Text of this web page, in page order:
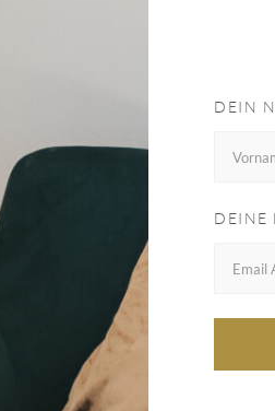
DEIN
DEINE